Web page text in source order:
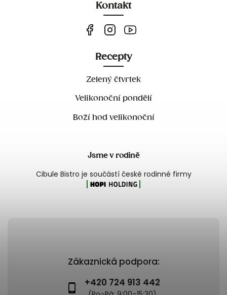
Zákaznická podpora:
+420 724 913 442
Kontakt
Recepty
Zelený čtvrtek
Velikonoční pondělí
Boží hod velikonoční
Jsme v rodině
Cibule Bistro je součástí české rodinné firmy